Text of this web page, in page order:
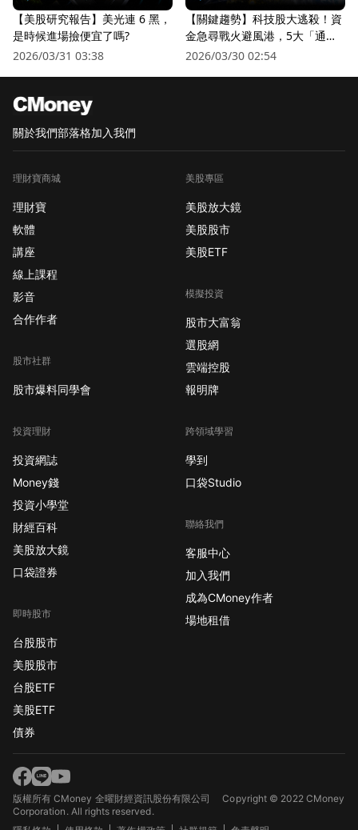
【美股研究報告】美光連 6 黑，
是時候進場撿便宜了嗎?
2026/03/31 03:38
【關鍵趨勢】科技股大逃殺！資
金急尋戰火避風港，5大「通訊
衛星股」逆勢狂飆
2026/03/30 02:54
關於我們部落格加入我們
理財寶商城
理財寶
軟體
講座
線上課程
影音
合作作者
股市社群
股市爆料同學會
投資理財
投資網誌
Money錢
投資小學堂
財經百科
美股放大鏡
口袋證券
即時股市
台股股市
美股股市
台股ETF
美股ETF
債券
美股專區
美股放大鏡
美股股市
美股ETF
模擬投資
股市大富翁
選股網
雲端控股
報明牌
跨領域學習
學到
口袋Studio
聯絡我們
客服中心
加入我們
成為CMoney作者
場地租借
版權所有 CMoney 全曜財經資訊股份有限公司Copyright © 2022 CMoney
Corporation. All rights reserved.